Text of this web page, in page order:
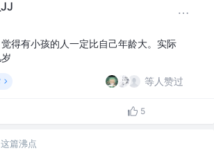
得有小孩的人一定比自己年龄大。实际
等人赞过
5
篇沸点